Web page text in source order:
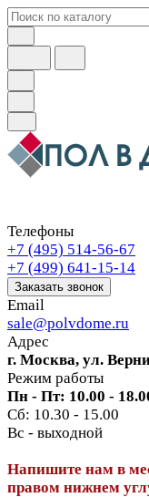
Телефоны
+7 (495) 514-56-67
+7 (499) 641-15-14
Заказать звонок
Email
sale@polvdome.ru
Адрес
г. Москва, ул.
Режим работы
Пн - Пт: 10.00 -
Сб: 10.30 - 15.00
Вс - выходной
Напишите нам в
правом нижнем